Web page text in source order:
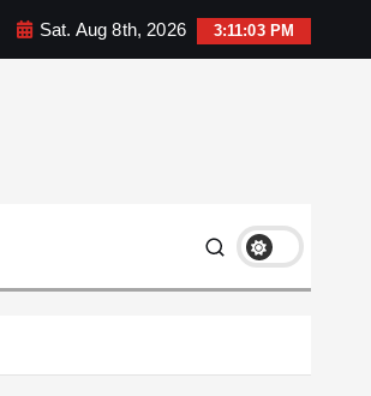
Sat. Aug 8th, 2026 3:11:05 PM